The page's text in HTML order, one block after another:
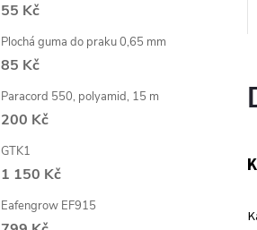
55 Kč
Plochá guma do praku 0,65 mm
85 Kč
Paracord 550, polyamid, 15 m
200 Kč
GTK1
1 150 Kč
Eafengrow EF915